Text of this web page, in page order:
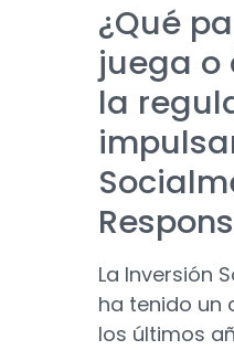
¿Qué
juega o
la
La Inversión
ha tenido un
los últimos